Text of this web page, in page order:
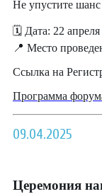
Не упустите
🗓 Дата: 22 апреля
📍 Место
Ссылка на
Программа
09.04.2025
Церемония